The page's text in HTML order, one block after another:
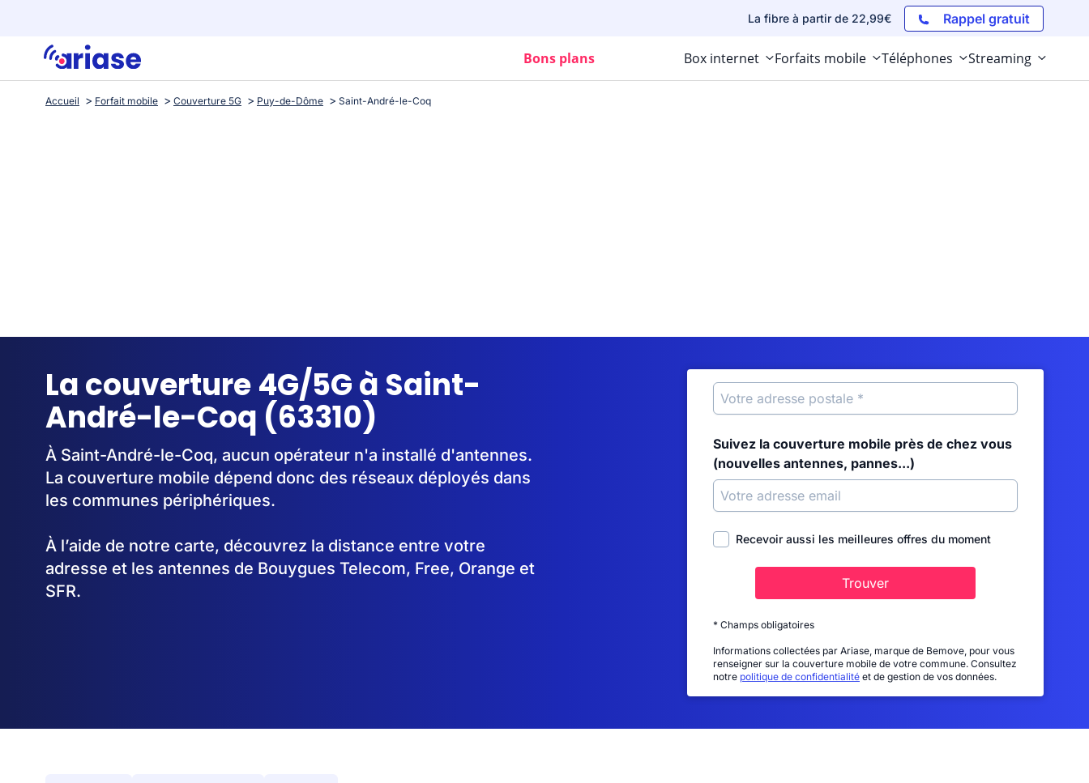
La fibre à partir de 22,99€ Rappel gratuit
Bons plans Box internet Forfaits mobile Téléphones Streaming
Accueil Forfait mobile Couverture 5G Puy-de-Dôme Saint-André-le-Coq
La couverture 4G/5G à Saint-
André-le-Coq (63310)
À Saint-André-le-Coq, aucun opérateur n'a installé d'antennes.
La couverture mobile dépend donc des réseaux déployés dans
les communes périphériques.
À l’aide de notre carte, découvrez la distance entre votre
adresse et les antennes de Bouygues Telecom, Free, Orange et
SFR.
Suivez la couverture mobile près de chez vous
(nouvelles antennes, pannes...)
Recevoir aussi les meilleures offres du moment
Trouver
* Champs obligatoires
Informations collectées par Ariase, marque de Bemove, pour vous
renseigner sur la couverture mobile de votre commune. Consultez
notre politique de confidentialité et de gestion de vos données.